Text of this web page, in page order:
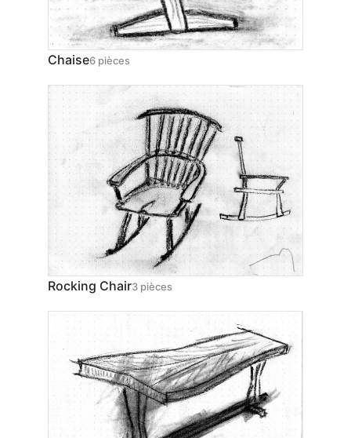
Chaise6 pièces
Rocking Chair3 pièces